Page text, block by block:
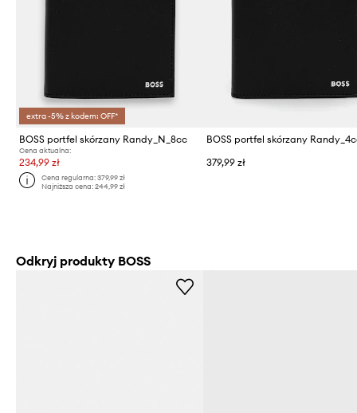
extra -5% z kodem: OFF*
BOSS portfel skórzany Randy_N_8cc
Cena aktualna:
234,99 zł
Cena regularna:379,99 zł
Najniższa cena:244,99 zł
BOSS portfel skórzany
379,99 zł
Odkryj produkty BOSS